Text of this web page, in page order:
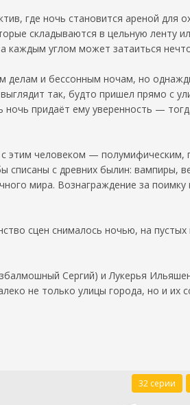
где ночь становится ареной
складываются в цельную ленту
каждым углом может затаиться
и бессонным ночам, но
так, будто пришел прямо с
придаёт ему уверенность —
этим человеком —
списаны с древних былин:
мира. Вознаграждение за
сцен снималось ночью, на
Сергий) и Лукерья
не только улицы города, но и их
32 серии